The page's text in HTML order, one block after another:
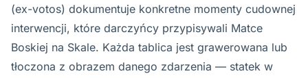
(ex-votos) dokumentuje konkretne momenty cudownej
interwencji, które darczyńcy przypisywali Matce
Boskiej na Skale. Każda tablica jest grawerowana lub
tłoczona z obrazem danego zdarzenia — statek w